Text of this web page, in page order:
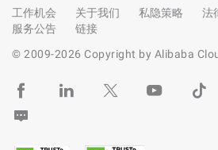
工作机会 关于我们 私隐策略 法
服务公告
链接
© 2009-2026 Copyright by Alibaba